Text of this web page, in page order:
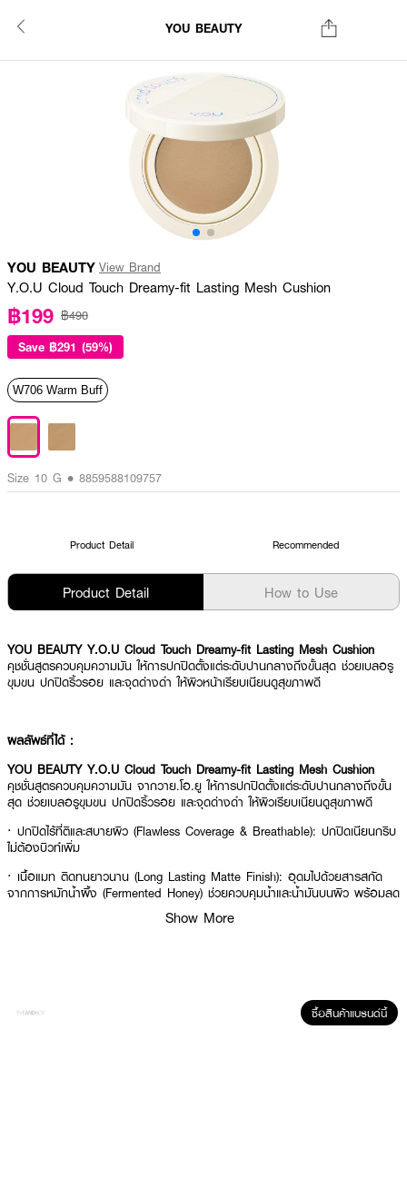
YOU BEAUTY
YOU BEAUTY View Brand
Y.O.U Cloud Touch Dreamy-fit Lasting Mesh Cushion
฿199 ฿490
Save ฿291 (59%)
W706 Warm Buff
Size 10 G • 8859588109757
Product Detail Recommended
Product Detail How to Use
YOU BEAUTY Y.O.U Cloud Touch Dreamy-fit Lasting Mesh Cushion
คุชชั่นสูตรควบคุมความมัน ให้การปกปิดตั้งแต่ระดับปานกลางถึงขั้นสุด ช่วยเบลอรู
ขุมขน ปกปิดริ้วรอย และจุดด่างดำ ให้ผิวหน้าเรียบเนียนดูสุขภาพดี
ผลลัพธ์ที่ได้ :
YOU BEAUTY Y.O.U Cloud Touch Dreamy-fit Lasting Mesh Cushion
คุชชั่นสูตรควบคุมความมัน จากวาย.โอ.ยู ให้การปกปิดตั้งแต่ระดับปานกลางถึงขั้น
สุด ช่วยเบลอรูขุมขน ปกปิดริ้วรอย และจุดด่างดำ ให้ผิวเรียบเนียนดูสุขภาพดี
· ปกปิดไร้ที่ติและสบายผิว (Flawless Coverage & Breathable): ปกปิดเนียนกริบ
ไม่ต้องบิวท์เพิ่ม
· เนื้อแมท ติดทนยาวนาน (Long Lasting Matte Finish): อุดมไปด้วยสารสกัด
จากการหมักน้ำผึ้ง (Fermented Honey) ช่วยควบคุมน้ำและน้ำมันบนผิว พร้อมลด
Show More
ซื้อสินค้าแบรนด์นี้